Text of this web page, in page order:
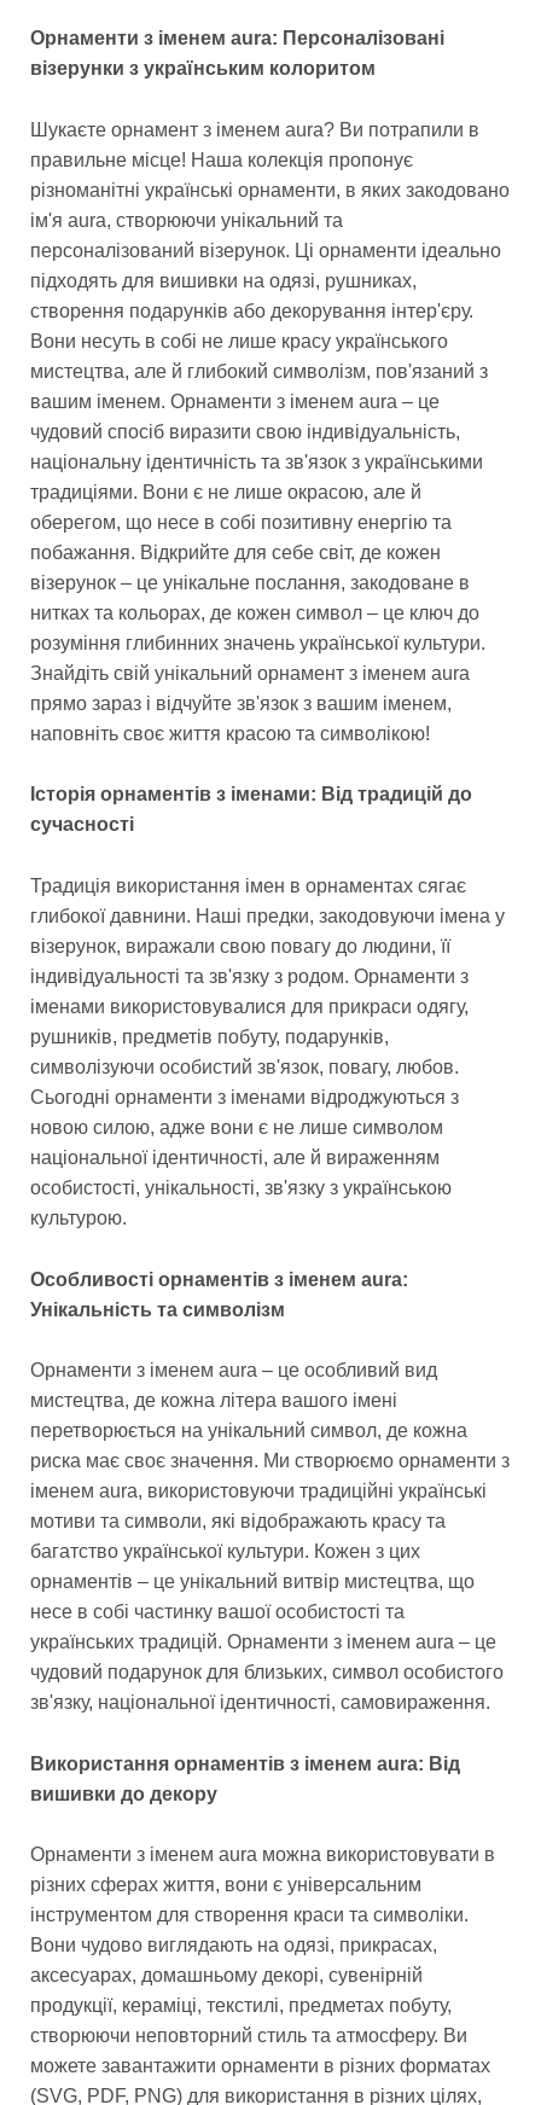
Орнаменти з іменем aura: Персоналізовані
візерунки з українським колоритом
Шукаєте орнамент з іменем aura? Ви потрапили в
правильне місце! Наша колекція пропонує
різноманітні українські орнаменти, в яких закодовано
ім'я aura, створюючи унікальний та
персоналізований візерунок. Ці орнаменти ідеально
підходять для вишивки на одязі, рушниках,
створення подарунків або декорування інтер'єру.
Вони несуть в собі не лише красу українського
мистецтва, але й глибокий символізм, пов'язаний з
вашим іменем. Орнаменти з іменем aura – це
чудовий спосіб виразити свою індивідуальність,
національну ідентичність та зв'язок з українськими
традиціями. Вони є не лише окрасою, але й
оберегом, що несе в собі позитивну енергію та
побажання. Відкрийте для себе світ, де кожен
візерунок – це унікальне послання, закодоване в
нитках та кольорах, де кожен символ – це ключ до
розуміння глибинних значень української культури.
Знайдіть свій унікальний орнамент з іменем aura
прямо зараз і відчуйте зв'язок з вашим іменем,
наповніть своє життя красою та символікою!
Історія орнаментів з іменами: Від традицій до
сучасності
Традиція використання імен в орнаментах сягає
глибокої давнини. Наші предки, закодовуючи імена у
візерунок, виражали свою повагу до людини, її
індивідуальності та зв'язку з родом. Орнаменти з
іменами використовувалися для прикраси одягу,
рушників, предметів побуту, подарунків,
символізуючи особистий зв'язок, повагу, любов.
Сьогодні орнаменти з іменами відроджуються з
новою силою, адже вони є не лише символом
національної ідентичності, але й вираженням
особистості, унікальності, зв'язку з українською
культурою.
Особливості орнаментів з іменем aura:
Унікальність та символізм
Орнаменти з іменем aura – це особливий вид
мистецтва, де кожна літера вашого імені
перетворюється на унікальний символ, де кожна
риска має своє значення. Ми створюємо орнаменти з
іменем aura, використовуючи традиційні українські
мотиви та символи, які відображають красу та
багатство української культури. Кожен з цих
орнаментів – це унікальний витвір мистецтва, що
несе в собі частинку вашої особистості та
українських традицій. Орнаменти з іменем aura – це
чудовий подарунок для близьких, символ особистого
зв'язку, національної ідентичності, самовираження.
Використання орнаментів з іменем aura: Від
вишивки до декору
Орнаменти з іменем aura можна використовувати в
різних сферах життя, вони є універсальним
інструментом для створення краси та символіки.
Вони чудово виглядають на одязі, прикрасах,
аксесуарах, домашньому декорі, сувенірній
продукції, кераміці, текстилі, предметах побуту,
створюючи неповторний стиль та атмосферу. Ви
можете завантажити орнаменти в різних форматах
(SVG, PDF, PNG) для використання в різних цілях,